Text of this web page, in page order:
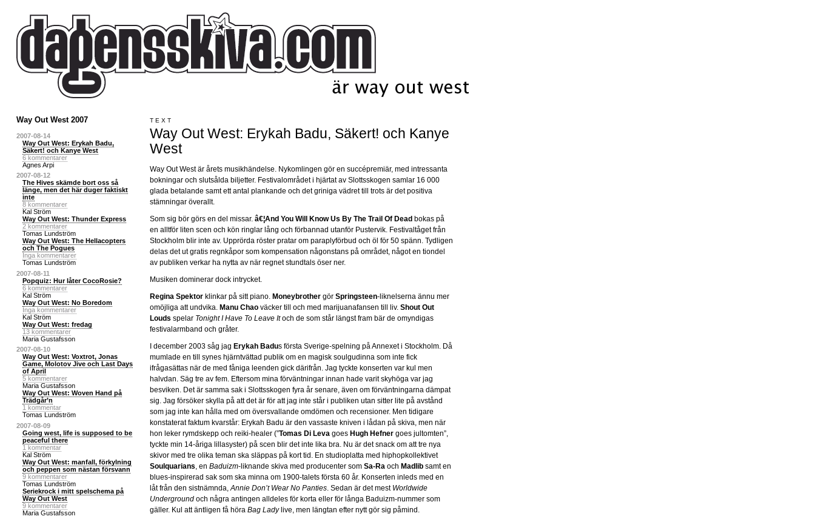
Way Out West 2007
2007-08-14
Way Out West: Erykah Badu,
Säkert! och Kanye West
6 kommentarer
Agnes Arpi
2007-08-12
The Hives skämde bort oss så
länge, men det här duger faktiskt
inte
8 kommentarer
Kal Ström
Way Out West: Thunder Express
2 kommentarer
Tomas Lundström
Way Out West: The Hellacopters
och The Pogues
Inga kommentarer
Tomas Lundström
2007-08-11
Popquiz: Hur låter CocoRosie?
6 kommentarer
Kal Ström
Way Out West: No Boredom
Inga kommentarer
Kal Ström
Way Out West: fredag
13 kommentarer
Maria Gustafsson
2007-08-10
Way Out West: Voxtrot, Jonas
Game, Molotov Jive och Last Days
of April
5 kommentarer
Maria Gustafsson
Way Out West: Woven Hand på
Trädgår’n
1 kommentar
Tomas Lundström
2007-08-09
Going west, life is supposed to be
peaceful there
1 kommentar
Kal Ström
Way Out West: manfall, förkylning
och peppen som nästan försvann
9 kommentarer
Tomas Lundström
Seriekrock i mitt spelschema på
Way Out West
9 kommentarer
Maria Gustafsson
TEXT
Way Out West: Erykah Badu, Säkert! och Kanye
West
Way Out West är årets musikhändelse. Nykomlingen gör en succépremiär, med intressanta
bokningar och slutsålda biljetter. Festivalområdet i hjärtat av Slottsskogen samlar 16 000
glada betalande samt ett antal plankande och det griniga vädret till trots är det positiva
stämningar överallt.
Som sig bör görs en del missar. â€¦And You Will Know Us By The Trail Of Dead bokas på
en alltför liten scen och kön ringlar lång och förbannad utanför Pustervik. Festivaltåget från
Stockholm blir inte av. Upprörda röster pratar om paraplyförbud och öl för 50 spänn. Tydligen
delas det ut gratis regnkåpor som kompensation någonstans på området, något en tiondel
av publiken verkar ha nytta av när regnet stundtals öser ner.
Musiken dominerar dock intrycket.
Regina Spektor klinkar på sitt piano. Moneybrother gör Springsteen-liknelserna ännu mer
omöjliga att undvika. Manu Chao väcker till och med marijuanafansen till liv. Shout Out
Louds spelar Tonight I Have To Leave Itoch de som står längst fram bär de omyndigas
festivalarmband och gråter.
I december 2003 såg jag Erykah Badus första Sverige-spelning på Annexet i Stockholm. Då
mumlade en till synes hjärntvättad publik om en magisk soulgudinna som inte fick
ifrågasättas när de med fåniga leenden gick därifrån. Jag tyckte konserten var kul men
halvdan. Säg tre av fem. Eftersom mina förväntningar innan hade varit skyhöga var jag
besviken. Det är samma sak i Slottsskogen fyra år senare, även om förväntningarna dämpat
sig. Jag försöker skylla på att det är för att jag inte står i publiken utan sitter lite på avstånd
som jag inte kan hålla med om översvallande omdömen och recensioner. Men tidigare
konstaterat faktum kvarstår: Erykah Badu är den vassaste kniven i lådan på skiva, men när
hon leker rymdskepp och reiki-healer (”Tomas Di Leva goes Hugh Hefner goes jultomten”,
tyckte min 14-åriga lillasyster) på scen blir det inte lika bra. Nu är det snack om att tre nya
skivor med tre olika teman ska släppas på kort tid. En studioplatta med hiphopkollektivet
Soulquarians , en Baduizm-liknande skiva med producenter som Sa-Ra och Madlib samt en
blues-inspirerad sak som ska minna om 1900-talets första 60 år. Konserten inleds med en
låt från den sistnämnda, Annie Don’t Wear No Panties . Sedan är det mest Worldwide
Underground och några antingen alldeles för korta eller för långa Baduizm-nummer som
gäller. Kul att äntligen få höra Bag Ladylive, men längtan efter nytt gör sig påmind.